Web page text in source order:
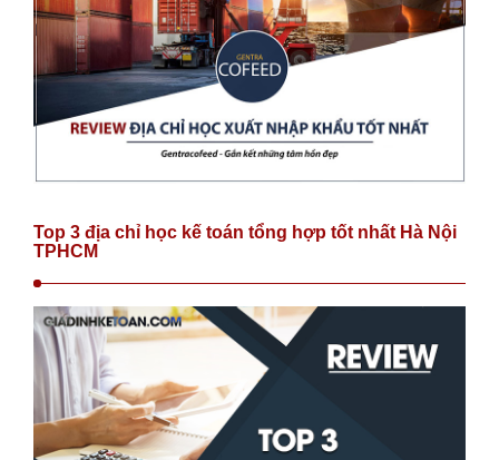
Top 3 địa chỉ học kế toán tổng hợp tốt nhất Hà Nội
TPHCM